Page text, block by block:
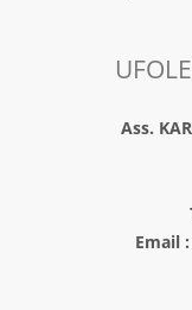
Ass.
Email :